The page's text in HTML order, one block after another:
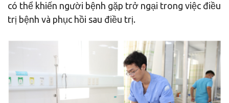
có thể khiến người bệnh gặp trở ngại trong việc điều
trị bệnh và phục hồi sau điều trị.